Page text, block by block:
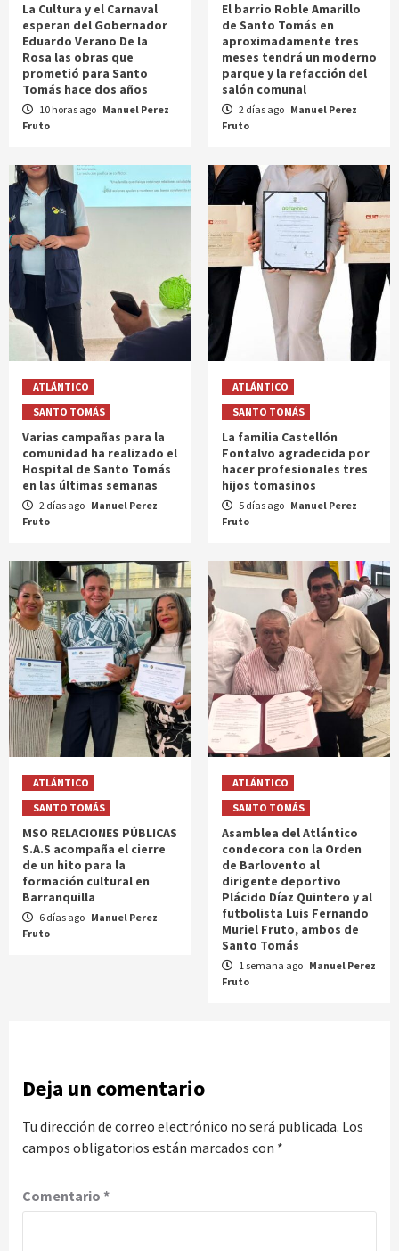
La Cultura y el Carnaval
esperan del Gobernador
Eduardo Verano De la
Rosa las obras que
prometió para Santo
Tomás hace dos años
10 horas ago Manuel Perez
Fruto
El barrio Roble Amarillo
de Santo Tomás en
aproximadamente tres
meses tendrá un moderno
parque y la refacción del
salón comunal
2 días ago Manuel Perez
Fruto
ATLÁNTICO
SANTO TOMÁS
Varias campañas para la
comunidad ha realizado el
Hospital de Santo Tomás
en las últimas semanas
2 días ago Manuel Perez
Fruto
ATLÁNTICO
SANTO TOMÁS
La familia Castellón
Fontalvo agradecida por
hacer profesionales tres
hijos tomasinos
5 días ago Manuel Perez
Fruto
ATLÁNTICO
SANTO TOMÁS
MSO RELACIONES PÚBLICAS
S.A.S acompaña el cierre
de un hito para la
formación cultural en
Barranquilla
6 días ago Manuel Perez
Fruto
ATLÁNTICO
SANTO TOMÁS
Asamblea del Atlántico
condecora con la Orden
de Barlovento al
dirigente deportivo
Plácido Díaz Quintero y al
futbolista Luis Fernando
Muriel Fruto, ambos de
Santo Tomás
1 semana ago Manuel Perez
Fruto
Deja un comentario
Tu dirección de correo electrónico no será publicada. Los
campos obligatorios están marcados con *
Comentario *